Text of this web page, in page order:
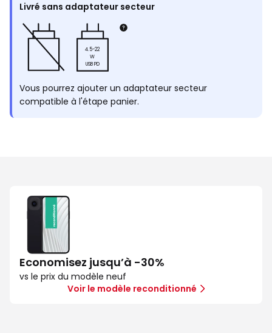
Livré sans adaptateur secteur
4.5-22
W
USB PD
Vous pourrez ajouter un adaptateur secteur
compatible à l'étape panier.
Economisez jusqu’à -30%
vs le prix du modèle neuf
Voir le modèle reconditionné